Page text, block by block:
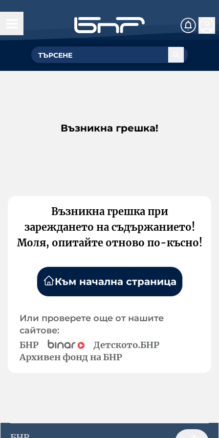
Възникна грешка!
Възникна грешка при
зареждането на съдържанието!
Моля, опитайте отново по-късно!
Към начална страница
Или проверете още от нашите
сайтове:
БНР
Детското.БНР
Архивен фонд на БНР